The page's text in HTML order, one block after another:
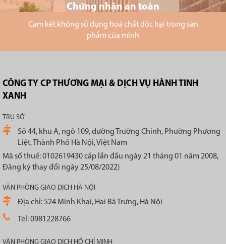
Chứng nhận an toàn
Cam kết không sử dụng hoá chất độc hại trong sản
phẩm của mình
CÔNG TY CP THƯƠNG MẠI & DỊCH VỤ HÀNH TINH
XANH
TRỤ SỞ
Số 44, khu A, ngõ 109, đường Trường Chinh, Phường Phương
Liệt, Thành Phố Hà Nội, Việt Nam
Mã số thuế: 0102619430 cấp lần đầu ngày 21 tháng 01 năm 2008,
Đăng ký thay đổi ngày 25/08/2022)
VĂN PHÒNG GIAO DỊCH HÀ NỘI
Địa chỉ: 524 Minh Khai, Hai Bà Trưng, Hà Nội
Tel: 0981228766
VĂN PHÒNG GIAO DỊCH HỒ CHÍ MINH